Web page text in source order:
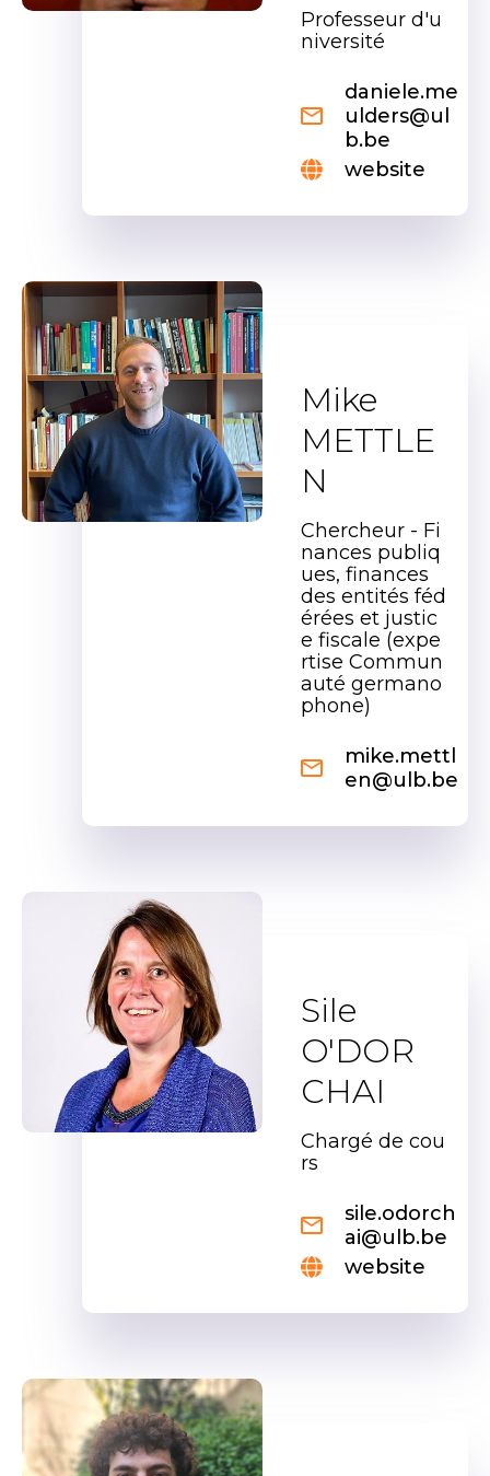
Professeur d'u
niversité
daniele.me
ulders@ul
b.be
website
Mike
METTLE
N
Chercheur - Fi
nances publiq
ues, finances
des entités féd
érées et justic
e fiscale (expe
rtise Commun
auté germano
phone)
mike.mettl
en@ulb.be
Sile
O'DOR
CHAI
Chargé de cou
rs
sile.odorch
ai@ulb.be
website